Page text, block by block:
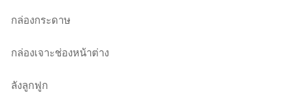
กล่องกระดาษ
กล่องเจาะช่องหน้าต่าง
ลังลูกฟูก